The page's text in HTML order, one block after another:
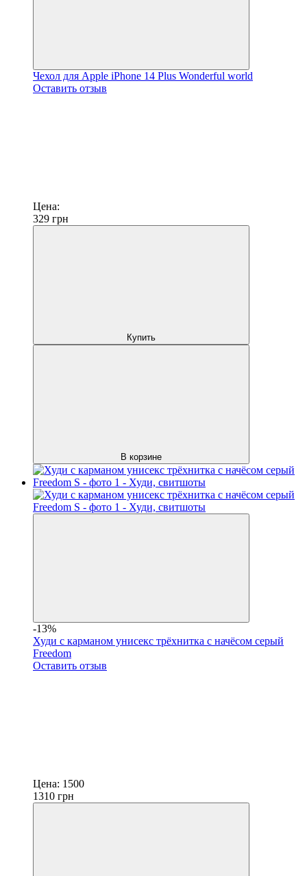
Чехол для Apple iPhone 14 Plus Wonderful world
Оставить отзыв
Цена:
329 грн
Купить
В корзине
-13%
Худи с карманом унисекс трёхнитка с начёсом серый
Freedom
Оставить отзыв
Цена: 1500
1310 грн